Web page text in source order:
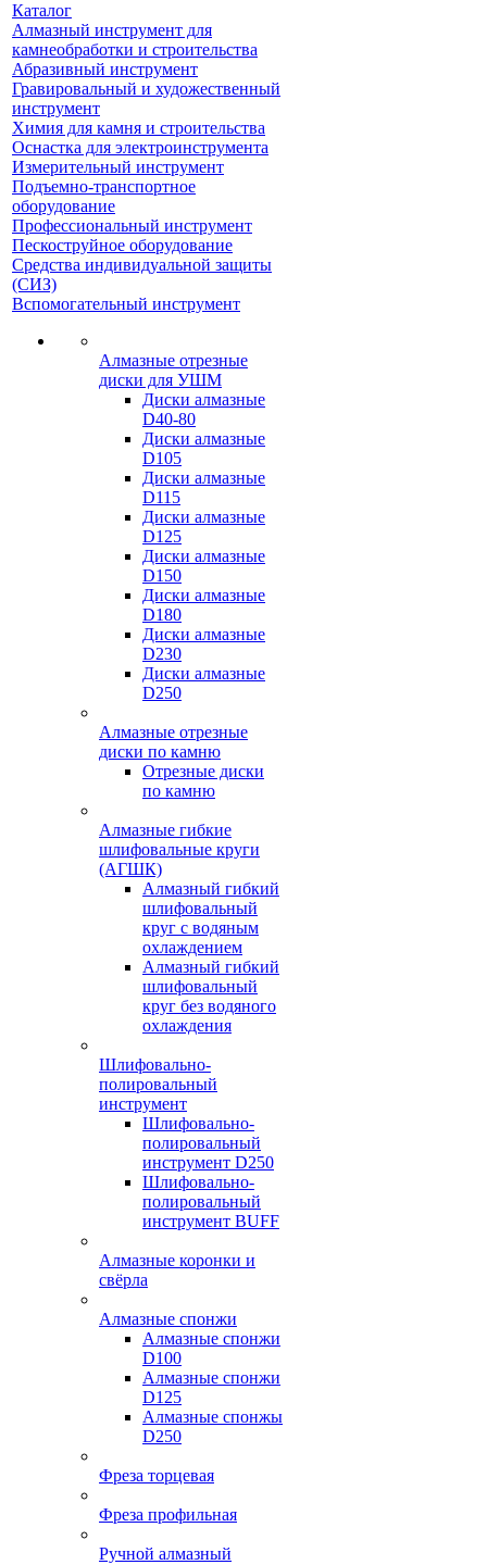
Каталог
Алмазный инструмент для
камнеобработки и строительства
Абразивный инструмент
Гравировальный и художественный
инструмент
Химия для камня и строительства
Оснастка для электроинструмента
Измерительный инструмент
Подъемно-транспортное
оборудование
Профессиональный инструмент
Пескоструйное оборудование
Средства индивидуальной защиты
(СИЗ)
Вспомогательный инструмент
Алмазные отрезные
диски для УШМ
Диски алмазные
D40-80
Диски алмазные
D105
Диски алмазные
D115
Диски алмазные
D125
Диски алмазные
D150
Диски алмазные
D180
Диски алмазные
D230
Диски алмазные
D250
Алмазные отрезные
диски по камню
Отрезные диски
по камню
Алмазные гибкие
шлифовальные круги
(АГШК)
Алмазный гибкий
шлифовальный
круг с водяным
охлаждением
Алмазный гибкий
шлифовальный
круг без водяного
охлаждения
Шлифовально-
полировальный
инструмент
Шлифовально-
полировальный
инструмент D250
Шлифовально-
полировальный
инструмент BUFF
Алмазные коронки и
свёрла
Алмазные спонжи
Алмазные спонжи
D100
Алмазные спонжи
D125
Алмазные спонжы
D250
Фреза торцевая
Фреза профильная
Ручной алмазный